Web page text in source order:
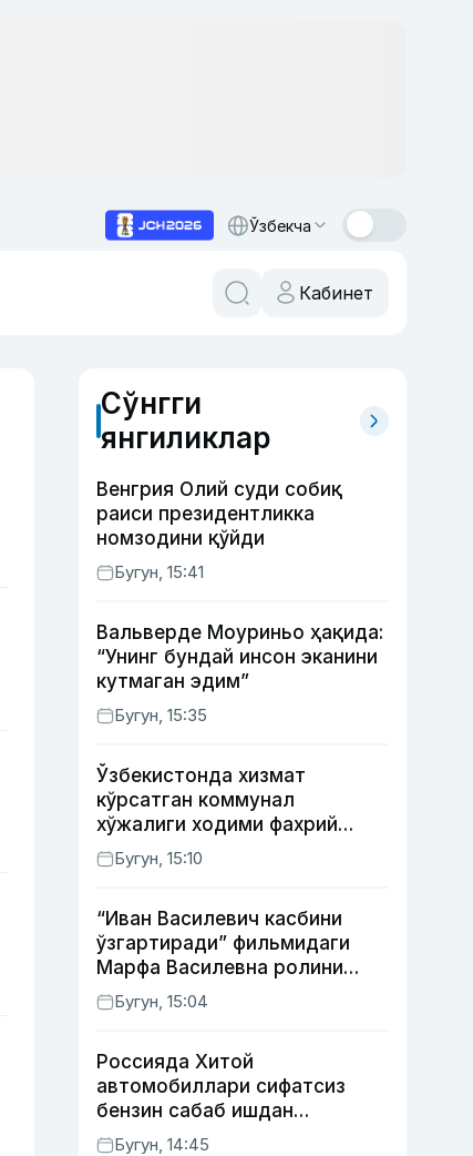
Ўзбекча
Кабинет
Сўнгги
янгиликлар
Венгрия Олий суди собиқ
раиси президентликка
номзодини қўйди
Бугун, 15:41
Вальверде Моуриньо ҳақида:
“Унинг бундай инсон эканини
кутмаган эдим”
Бугун, 15:35
Ўзбекистонда хизмат
кўрсатган коммунал
хўжалиги ходими фахрий
унвони таъсис этилиши
мумкин
Бугун, 15:10
“Иван Василевич касбини
ўзгартиради” фильмидаги
Марфа Василевна ролини
ижро этган актрисанинг
тақдири қандай кечди?
Бугун, 15:04
Россияда Хитой
автомобиллари сифатсиз
бензин сабаб ишдан
чиқмоқда
Бугун, 14:45